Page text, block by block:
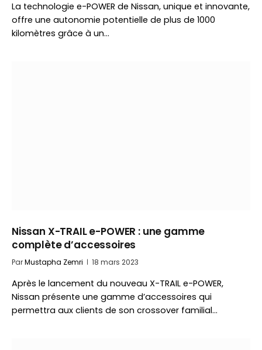
La technologie e-POWER de Nissan, unique et innovante,
offre une autonomie potentielle de plus de 1000
kilomètres grâce à un…
Nissan X-TRAIL e-POWER : une gamme
complète d’accessoires
ParMustapha Zemri 18 mars 2023
Après le lancement du nouveau X-TRAIL e-POWER,
Nissan présente une gamme d’accessoires qui
permettra aux clients de son crossover familial…